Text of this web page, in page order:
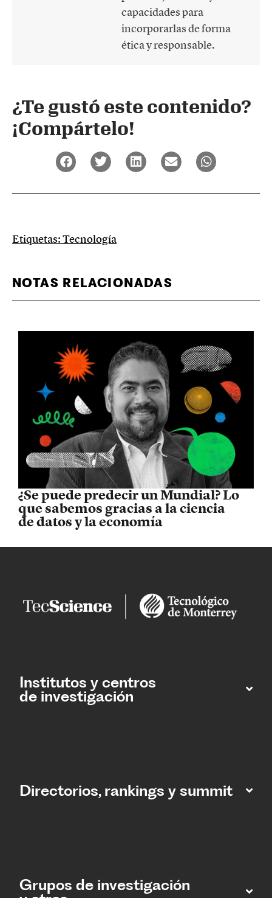
capacidades para
incorporarlas de forma
ética y responsable.
¿Te gustó este contenido?
¡Compártelo!
Etiquetas:Tecnología
NOTAS RELACIONADAS
¿Se puede predecir un Mundial? Lo
que sabemos gracias a la ciencia
de datos y la economía
Institutos y centros
de investigación
Directorios, rankings y summit
Grupos de investigación